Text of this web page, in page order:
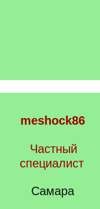
meshock86
Частный
специалист
Самара